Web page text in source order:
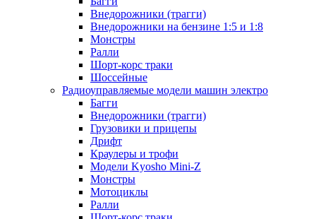
Внедорожники (трагги)
Внедорожники на бензине 1:5 и 1:8
Монстры
Ралли
Шорт-корс траки
Шоссейные
Радиоуправляемые модели машин электро
Багги
Внедорожники (трагги)
Грузовики и прицепы
Дрифт
Краулеры и трофи
Модели Kyosho Mini-Z
Монстры
Мотоциклы
Ралли